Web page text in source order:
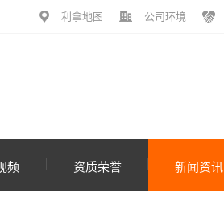
利拿地图 公司环境
频 资质荣誉 新闻资讯